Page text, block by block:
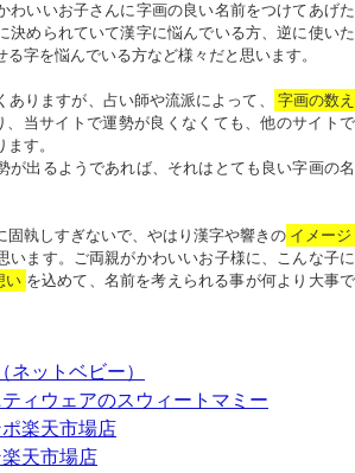
わいいお子さんに字画の良い名前をつけてあげた
決められていて漢字に悩んでいる方、逆に使いた
字を悩んでいる方など様々だと思います。
りますが、占い師や流派によって、
字画の数え
、当サイトで運勢が良くなくても、他のサイトで
す。
が出るようであれば、それはとても良い字画の名
固執しすぎないで、やはり漢字や響きの イメージ
います。ご両親がかわいいお子様に、こんな子に
い を込めて、名前を考えられる事が何より大事で
ネットベビー）
ィウェアのスウィートマミー
楽天市場店
天市場店